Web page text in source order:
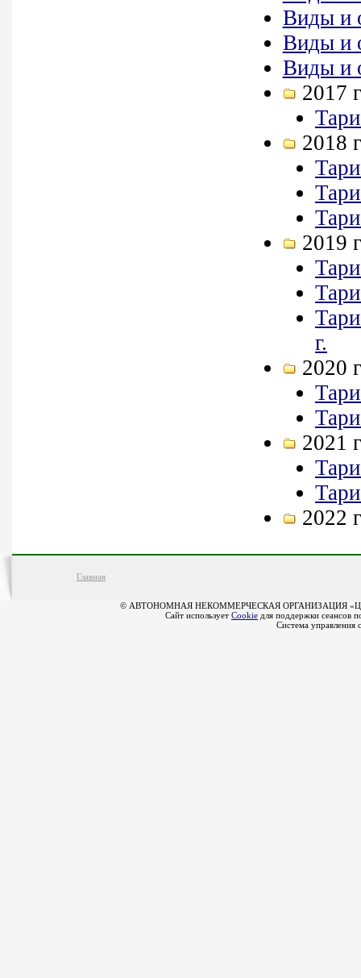
Виды и
Виды и
Виды и
2017
2018
2019
г.
2020
2021
2022
Главная
© АВТОНОМНАЯ НЕКОММЕРЧЕСКАЯ ОРГАНИЗАЦИЯ
Сайт использует Cookie для поддержки сеансов
Система управления